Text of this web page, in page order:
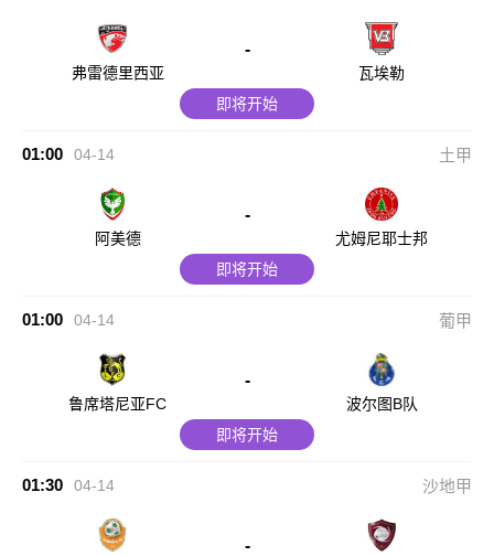
弗雷德里西亚
-
瓦埃勒
即将开始
01:00 04-14 土甲
阿美德
-
尤姆尼耶士邦
即将开始
01:00 04-14 葡甲
鲁席塔尼亚FC
-
波尔图B队
即将开始
01:30 04-14 沙地甲
-